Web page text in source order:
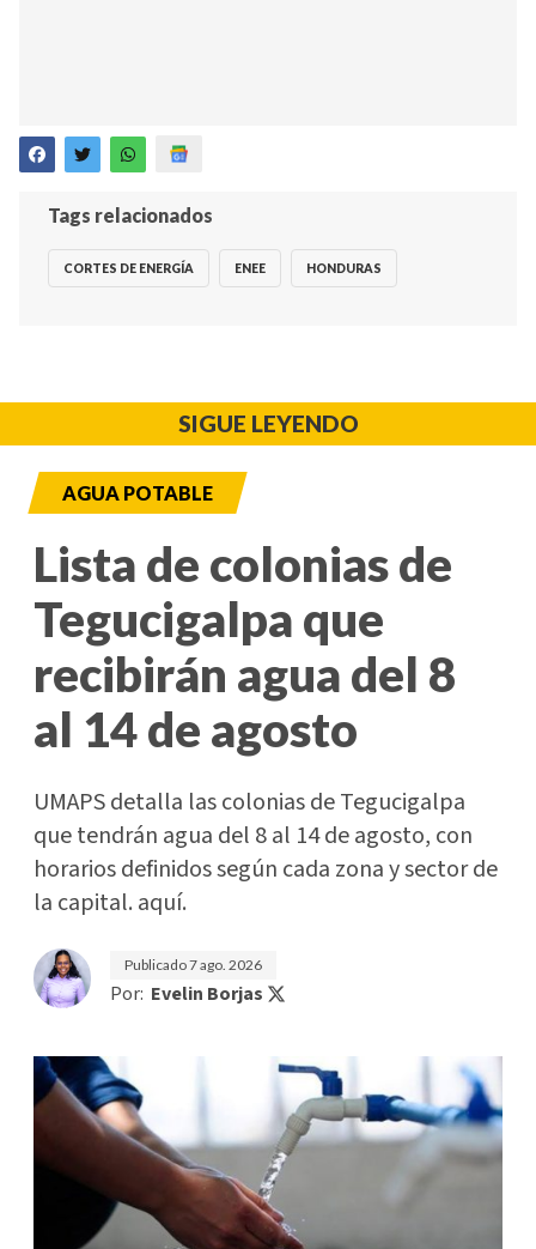
Tags relacionados
CORTES DE ENERGÍA ENEE HONDURAS
SIGUE LEYENDO
AGUA POTABLE
Lista de colonias de
Tegucigalpa que
recibirán agua del 8
al 14 de agosto
UMAPS detalla las colonias de Tegucigalpa
que tendrán agua del 8 al 14 de agosto, con
horarios definidos según cada zona y sector de
la capital. aquí.
Publicado7 ago. 2026
Por: Evelin Borjas